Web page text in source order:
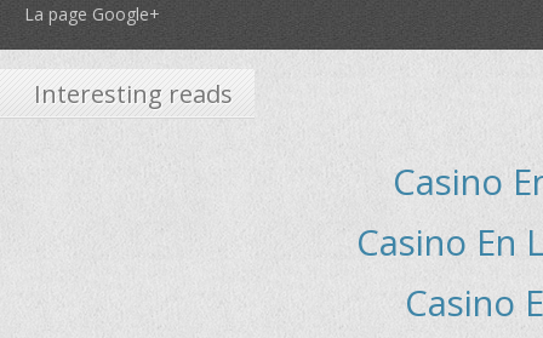
La page Google+
Interesting reads
Casino
Casino En
Casino